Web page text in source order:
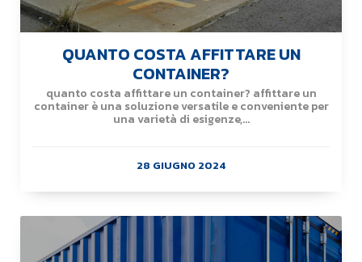
QUANTO COSTA AFFITTARE UN
CONTAINER?
quanto costa affittare un container? affittare un
container è una soluzione versatile e conveniente per
una varietà di esigenze,...
28 GIUGNO 2024